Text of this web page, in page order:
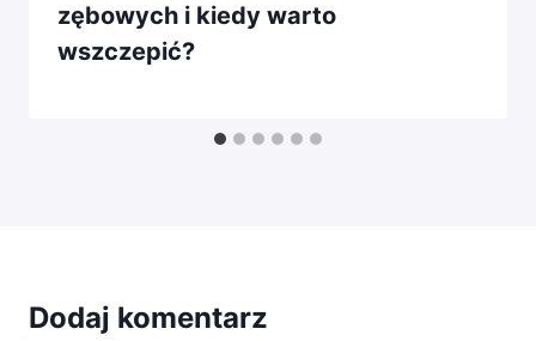
zębowych i kiedy warto
wszczepić?
Dodaj komentarz